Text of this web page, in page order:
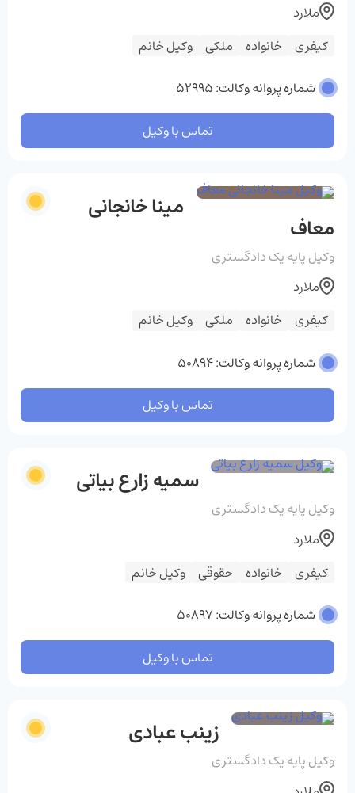
کیفری خانواده ملکی وکیل خانم
ملارد
شماره پروانه وکالت: 52995
تماس با وکیل
مینا خانجانی
معاف
وکیل پایه یک دادگستری
کیفری خانواده ملکی وکیل خانم
ملارد
شماره پروانه وکالت: 50894
تماس با وکیل
سمیه زارع بیاتی
وکیل پایه یک دادگستری
کیفری خانواده حقوقی وکیل خانم
ملارد
شماره پروانه وکالت: 50897
تماس با وکیل
زینب عبادی
وکیل پایه یک دادگستری